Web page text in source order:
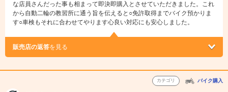
な店員さんだった事も相まって即決即購入とさせていただきました。これ
から自動二輪の教習所に通う旨を伝えると○免許取得までバイク預かりま
す○車検もそれに合わせてやります心良い対応にも安心しました。
販売店の返答を見る
カテゴリ バイク購入